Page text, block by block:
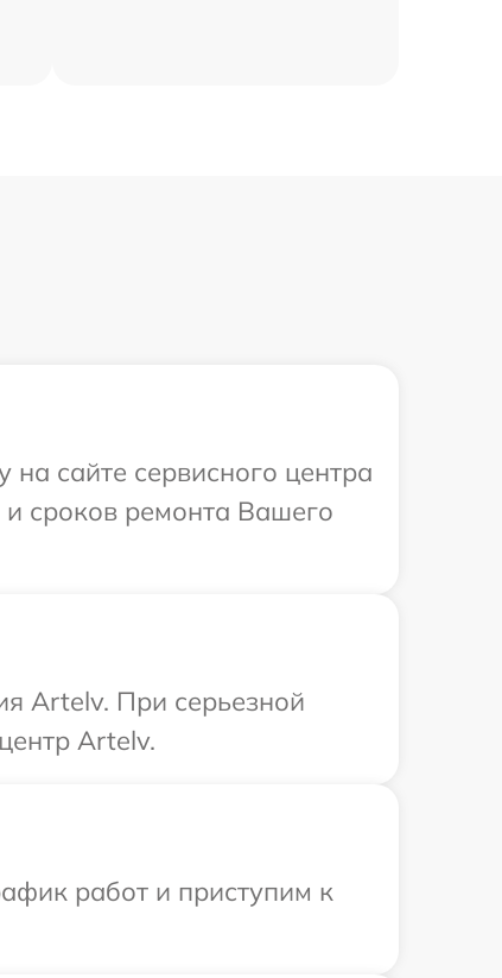
сайте сервисного центра
и сроков ремонта Вашего
Artelv. При серьезной
Artelv.
работ и приступим к